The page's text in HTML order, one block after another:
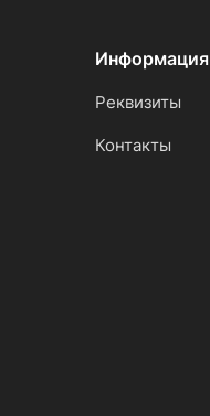
Информация
Реквизиты
Контакты